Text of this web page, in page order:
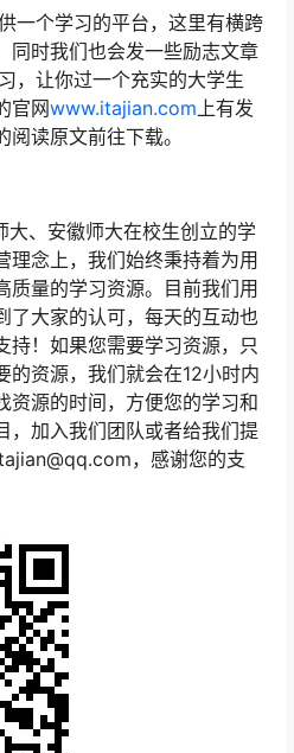
一个学习的平台，这里有横跨
同时我们也会发一些励志文章
，让你过一个充实的大学生
官网www.itajian.com上有发
读原文前往下载。
大、安徽师大在校生创立的学
理念上，我们始终秉持着为用
质量的学习资源。目前我们用
了大家的认可，每天的互动也
持！如果您需要学习资源，只
的资源，我们就会在12小时内
资源的时间，方便您的学习和
，加入我们团队或者给我们提
，感谢您的支